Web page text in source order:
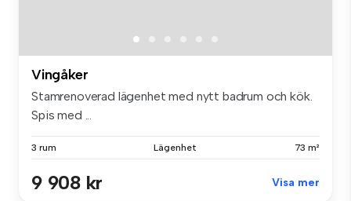
Vingåker
Stamrenoverad lägenhet med nytt badrum och kök.
Spis med ...
3 rum Lägenhet 73 m²
9 908 kr Visa mer